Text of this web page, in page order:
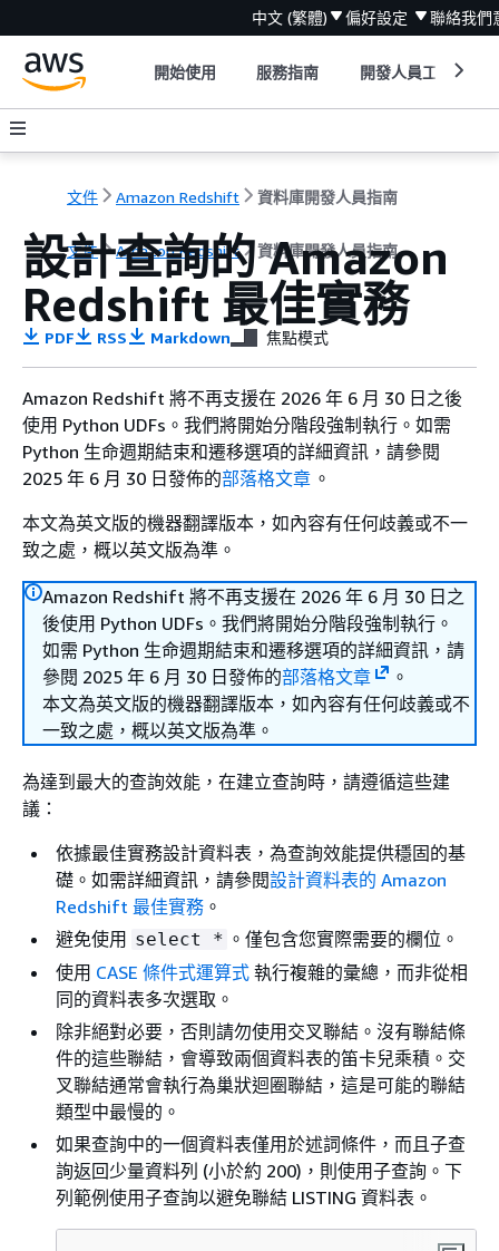
中文 (繁體) 偏好設定 聯絡我們
開始使用 服務指南 開發人員工具
文件 Amazon Redshift 資料庫開發人員指南
文件 Amazon Redshift 資料庫開發人員指南
設計查詢的 Amazon
Redshift 最佳實務
PDF RSS Markdown 焦點模式
Amazon Redshift 將不再支援在 2026 年 6 月 30 日之後
使用 Python UDFs。我們將開始分階段強制執行。如需
Python 生命週期結束和遷移選項的詳細資訊，請參閱
2025 年 6 月 30 日發佈的部落格文章 。
本文為英文版的機器翻譯版本，如內容有任何歧義或不一
致之處，概以英文版為準。
Amazon Redshift 將不再支援在 2026 年 6 月 30 日之
後使用 Python UDFs。我們將開始分階段強制執行。
如需 Python 生命週期結束和遷移選項的詳細資訊，請
參閱 2025 年 6 月 30 日發佈的部落格文章
。
本文為英文版的機器翻譯版本，如內容有任何歧義或不
一致之處，概以英文版為準。
為達到最大的查詢效能，在建立查詢時，請遵循這些建
議：
依據最佳實務設計資料表，為查詢效能提供穩固的基
礎。如需詳細資訊，請參閱設計資料表的 Amazon
Redshift 最佳實務 。
避免使用 select * 。僅包含您實際需要的欄位。
使用 CASE 條件式運算式 執行複雜的彙總，而非從相
同的資料表多次選取。
除非絕對必要，否則請勿使用交叉聯結。沒有聯結條
件的這些聯結，會導致兩個資料表的笛卡兒乘積。交
叉聯結通常會執行為巢狀迴圈聯結，這是可能的聯結
類型中最慢的。
如果查詢中的一個資料表僅用於述詞條件，而且子查
詢返回少量資料列 (小於約 200)，則使用子查詢。下
列範例使用子查詢以避免聯結 LISTING 資料表。